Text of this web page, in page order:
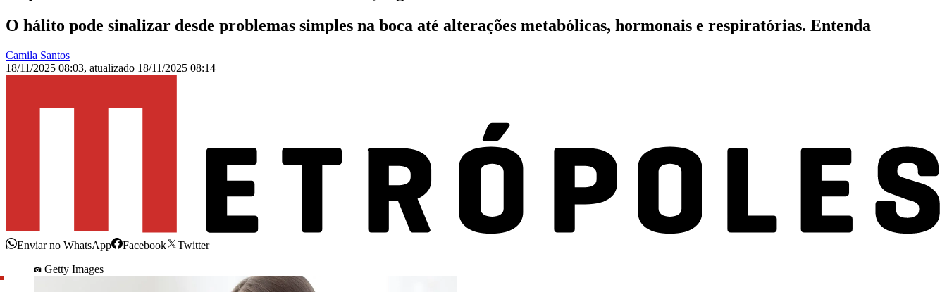
O hálito pode sinalizar desde problemas simples na boca até alterações metabólicas, hormonais e respiratórias. Entenda
Camila Santos
18/11/2025 08:03, atualizado 18/11/2025 08:14
Enviar no WhatsApp Facebook
Twitter
Getty Images